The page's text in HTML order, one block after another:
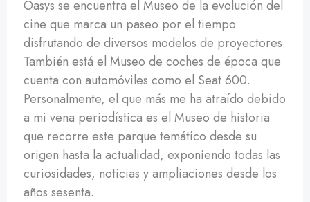
Oasys se encuentra el Museo de la evolución del
cine que marca un paseo por el tiempo
disfrutando de diversos modelos de proyectores.
También está el Museo de coches de época que
cuenta con automóviles como el Seat 600.
Personalmente, el que más me ha atraído debido
a mi vena periodística es el Museo de historia
que recorre este parque temático desde su
origen hasta la actualidad, exponiendo todas las
curiosidades, noticias y ampliaciones desde los
años sesenta.